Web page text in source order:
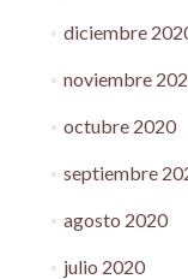
diciembre
noviembre
octubre 2020
septiembre
agosto 2020
julio 2020